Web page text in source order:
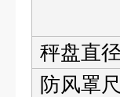
秤盘直径
防风罩